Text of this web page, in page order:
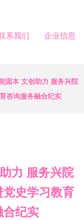
系我们 企业信息
固本 文创助力 服务兴院
咨询服务融合纪实
力 服务兴院
史学习教育
合纪实